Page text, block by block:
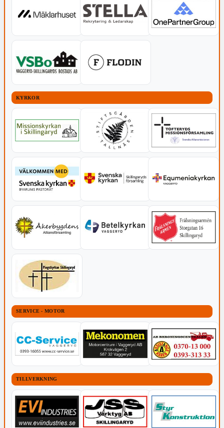
KYRKOR
SERVICE - MOTOR
TILLVERKNING